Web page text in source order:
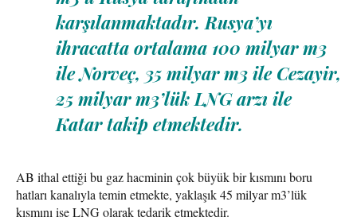
karşılanmaktadır. Rusya’yı
ihracatta ortalama 100 milyar m3
ile Norveç, 35 milyar m3 ile Cezayir,
25 milyar m3’lük LNG arzı ile
Katar takip etmektedir.
AB ithal ettiği bu gaz hacminin çok büyük bir kısmını boru
hatları kanalıyla temin etmekte, yaklaşık 45 milyar m3’lük
kısmını ise LNG olarak tedarik etmektedir.